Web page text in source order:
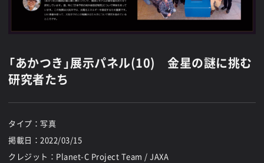
「あかつき」展示パネル(10) 金星の謎に挑む
研究者たち
タイプ：写真
掲載日： 2022/03/15
クレジット：Planet-C Project Team / JAXA